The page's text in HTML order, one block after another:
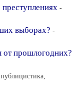
-
выборах? -
прошлогодних?